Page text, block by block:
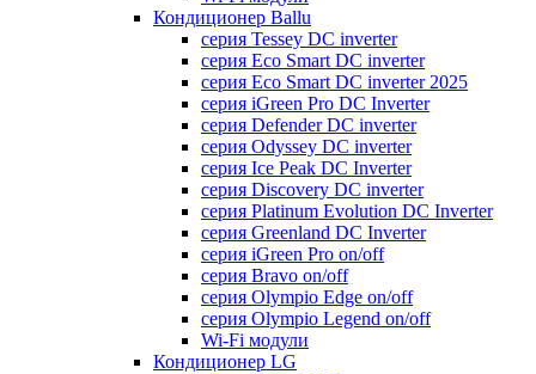
Кондиционер Ballu
серия Tessey DC inverter
серия Eco Smart DC inverter
серия Eco Smart DC inverter 2025
серия iGreen Pro DC Inverter
серия Defender DC inverter
серия Odyssey DC inverter
серия Ice Peak DС Inverter
cерия Discovery DC inverter
серия Platinum Evolution DC Inverter
серия Greenland DC Inverter
серия iGreen Pro on/off
серия Bravo on/off
серия Olympio Edge on/off
серия Olympio Legend on/off
Wi-Fi модули
Кондиционер LG